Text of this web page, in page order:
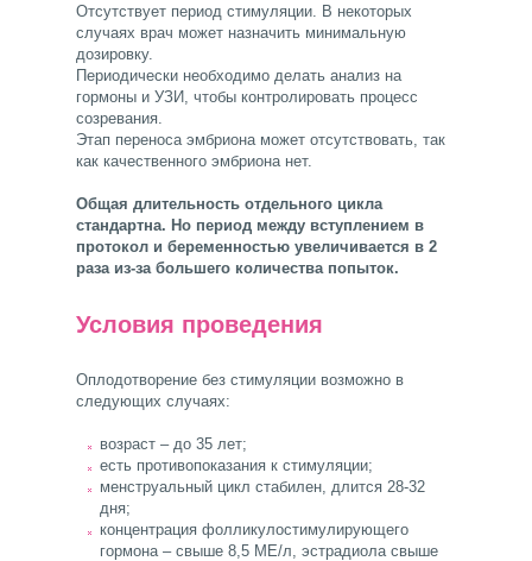
Отсутствует период стимуляции. В некоторых
случаях врач может назначить минимальную
дозировку.
Периодически необходимо делать анализ на
гормоны и УЗИ, чтобы контролировать процесс
созревания.
Этап переноса эмбриона может отсутствовать, так
как качественного эмбриона нет.
Общая длительность отдельного цикла
стандартна. Но период между вступлением в
протокол и беременностью увеличивается в 2
раза из-за большего количества попыток.
Условия проведения
Оплодотворение без стимуляции возможно в
следующих случаях:
возраст – до 35 лет;
есть противопоказания к стимуляции;
менструальный цикл стабилен, длится 28-32
дня;
концентрация фолликулостимулирующего
гормона – свыше 8,5 МЕ/л, эстрадиола свыше